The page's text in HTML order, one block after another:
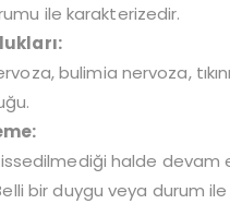
ile karakterizedir.
bulimia nervoza,
halde
Belli bir duygu veya durum